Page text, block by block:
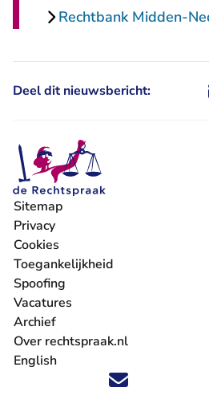
Rechtbank Midden-
Deel dit nieuwsbericht: Deel
Volg ons op X (Twitter) - U
Volg ons op Facebook - U
Volg ons op Instagram - U
Volg ons op Youtube -
Volg ons op
'Blijf op de
Sitemap
Privacy
Cookies
Toegankelijkheid
Spoofing
Vacatures
- U verlaat Rechtspraak.nl
Archief
Over rechtspraak.nl
English